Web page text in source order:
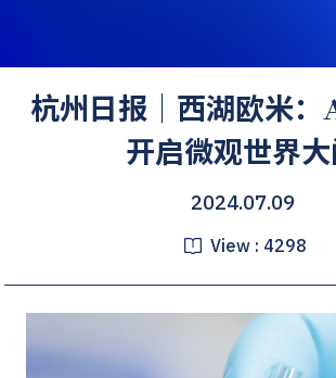
杭州日报｜西湖欧米：
开启微观世界大
2024.07.09
View : 4298